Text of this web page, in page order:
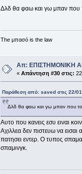
Δλδ θα φαω και γω μπαν που
The μπασό is the law
Απ: ΕΠΙΣΤΗΜΟΝΙΚΗ
« Απάντηση #30 στις:
Παράθεση από: saved στις 22/
Δλδ θα φαω και γω μπαν που
Αυτο που κανεις εσυ ειναι
Αχιλλεα δεν πιστευω να
πατησει εντερ. Ο τυπος
σπαμινγκ.